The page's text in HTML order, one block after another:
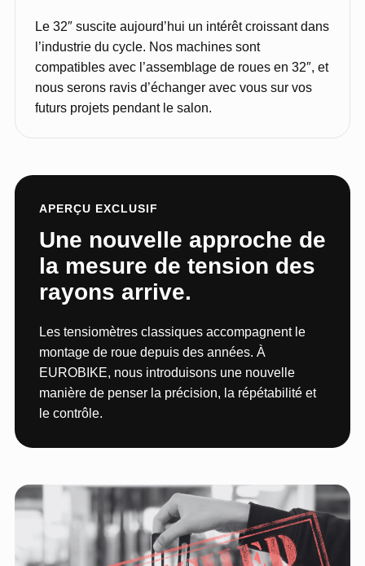
Le 32″ suscite aujourd’hui un intérêt croissant dans
l’industrie du cycle. Nos machines sont
compatibles avec l’assemblage de roues en 32″, et
nous serons ravis d’échanger avec vous sur vos
futurs projets pendant le salon.
APERÇU EXCLUSIF
Une nouvelle approche de
la mesure de tension des
rayons arrive.
Les tensiomètres classiques accompagnent le
montage de roue depuis des années. À
EUROBIKE, nous introduisons une nouvelle
manière de penser la précision, la répétabilité et
le contrôle.